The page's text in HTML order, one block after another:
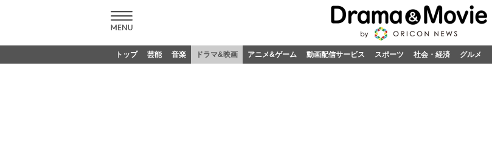
トップ 芸能 音楽 ドラマ&映画 アニメ&ゲーム 動画配信サービス スポーツ 社会・経済 グルメ